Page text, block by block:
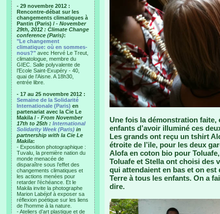
- 29 novembre 2012 :
Rencontre-débat sur les
changements climatiques à
Pantin (Paris) / - November
29th, 2012 : Climate Change
conference (Paris):
"Le changement
climatique: où en sommes-
nous?" avec Hervé Le Treut,
climatologue, membre du
GIEC. Salle polyvalente de
l’Ecole Saint-Exupéry - 40,
quai de l’Aisne. A 18h30,
entrée libre.
- 17 au 25 novembre 2012 :
Semaine de la Solidarité
Internationale (Paris) en
partenariat avec la Cie Le
Makila / - From November
17th to 25th : International
Solidarity Week (Paris) in
partnership with la Cie Le
Makila:
- Exposition photographique :
Tuvalu, la première nation du
monde menacée de
disparaître sous l’effet des
changements climatiques et
les actions menées pour
retarder l’échéance. Et le
Makila invite la photographe
Marion Labéjof à exposer sa
réflexion poétique sur les liens
de l’homme à la nature.
- Ateliers d’art plastique et de
Une fois la démonstration
enfants d’avoir illuminé ces
Les grands ont reçu un tshirt
étroite de l’ile, pour les deux
Alofa en coton bio pour
Toluafe et Stella ont choisi des
qui attendaient en bas et on
Terre à tous les enfants. On a
dire.